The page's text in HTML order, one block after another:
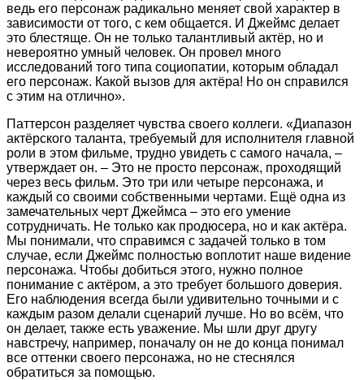
ведь его персонаж радикально меняет свой характер в
зависимости от того, с кем общается. И Джеймс делает
это блестяще. Он не только талантливый актёр, но и
невероятно умный человек. Он провел много
исследований того типа социопатии, которым обладал
его персонаж. Какой вызов для актёра! Но он справился
с этим на отлично».
Паттерсон разделяет чувства своего коллеги. «Диапазон
актёрского таланта, требуемый для исполнителя главной
роли в этом фильме, трудно увидеть с самого начала, –
утверждает он. – Это не просто персонаж, проходящий
через весь фильм. Это три или четыре персонажа, и
каждый со своими собственными чертами. Ещё одна из
замечательных черт Джеймса – это его умение
сотрудничать. Не только как продюсера, но и как актёра.
Мы понимали, что справимся с задачей только в том
случае, если Джеймс полностью воплотит наше видение
персонажа. Чтобы добиться этого, нужно полное
понимание с актёром, а это требует большого доверия.
Его наблюдения всегда были удивительно точными и с
каждым разом делали сценарий лучше. Но во всём, что
он делает, также есть уважение. Мы шли друг другу
навстречу, например, поначалу он не до конца понимал
все оттенки своего персонажа, но не стеснялся
обратиться за помощью.